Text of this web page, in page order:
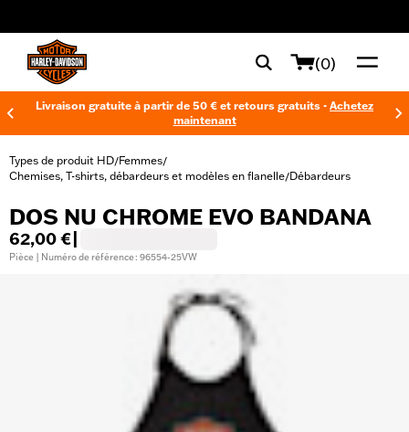
(0)
Livraison gratuite à partir de 50 € et retours gratuits - Achetez
maintenant
Types de produit HD/Femmes/
Chemises, T-shirts, débardeurs et modèles en flanelle/Débardeurs
DOS NU CHROME EVO BANDANA
62,00 €
Pièce | Numéro de référence : 96554-25VW